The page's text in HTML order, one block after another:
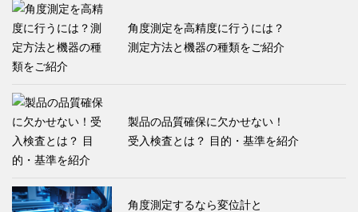
角度測定を高精度に行うには？
測定方法と機器の種類をご紹介
製品の品質確保に欠かせない！
受入検査とは？ 目的・基準を紹介
角度測定するなら変位計と